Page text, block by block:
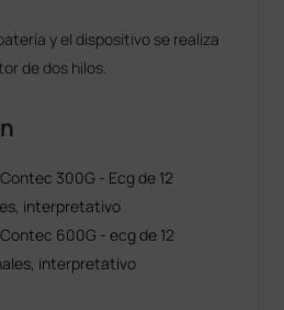
y el dispositivo se realiza
de dos hilos.
300G - Ecg de 12
interpretativo
600G - ecg de 12
interpretativo